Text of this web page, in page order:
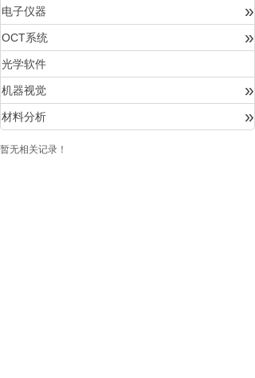
电子仪器 »
OCT系统 »
光学软件
机器视觉 »
材料分析 »
暂无相关记录！